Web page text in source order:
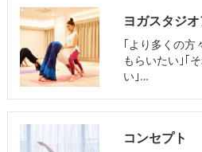
ヨガスタジ
｢より多くの方
もらいたい｣｢
い｣…
コンセプト